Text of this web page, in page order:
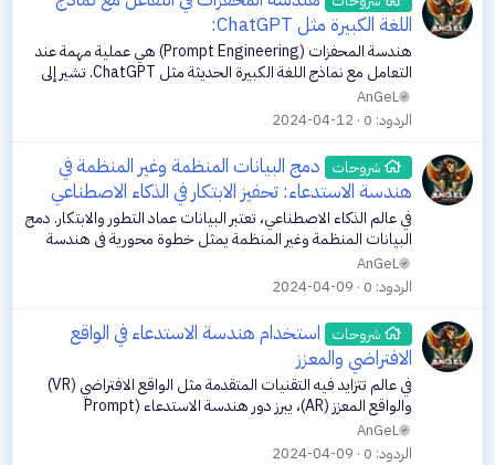
اللغة الكبيرة مثل ChatGPT:
هندسة المحفزات (Prompt Engineering) هي عملية مهمة عند
التعامل مع نماذج اللغة الكبيرة الحديثة مثل ChatGPT. تشير إلى
صياغة الأسئلة أو المهام المقدمة لهذه النماذج بطريقة محددة
ومدروسة لضمان الحصول...
AnGeL
الردود 0
2024-04-12
شروحات دمج البيانات المنظمة وغير المنظمة في
هندسة الاستدعاء: تحفيز الابتكار في الذكاء الاصطناعي
في عالم الذكاء الاصطناعي، تعتبر البيانات عماد التطور والابتكار. دمج
البيانات المنظمة وغير المنظمة يمثل خطوة محورية في هندسة
الاستدعاء، حيث يسهم بشكل كبير في تعزيز دقة وكفاءة النماذج
الذكائية. هذا...
AnGeL
الردود 0
2024-04-09
شروحات استخدام هندسة الاستدعاء في الواقع
الافتراضي والمعزز
في عالم تتزايد فيه التقنيات المتقدمة مثل الواقع الافتراضي (VR)
والواقع المعزز (AR)، يبرز دور هندسة الاستدعاء (Prompt
التقنيات لا تتطور فقط...
AnGeL
الردود 0
2024-04-09